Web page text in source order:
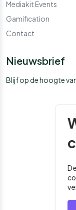
Mediakit Events
Gamification
Contact
Nieuwsbrief
Blijf op de hoogte